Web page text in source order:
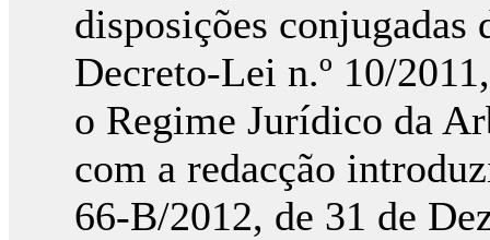
disposições conjugadas
Decreto-Lei n.º 10/
o Regime Jurídico da
com a redacção
66-B/2012, de 31 de